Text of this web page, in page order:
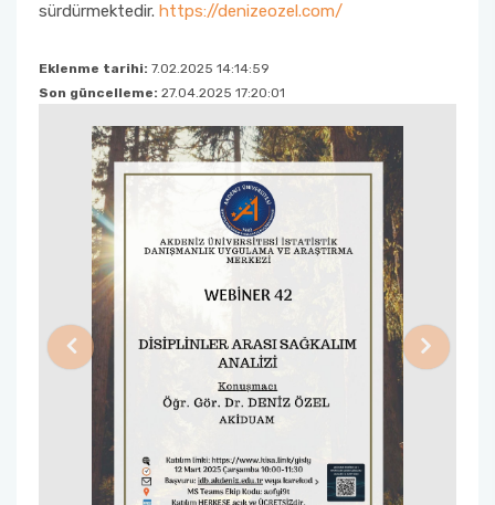
sürdürmektedir. https://denizeozel.com/
Eklenme tarihi: 7.02.2025 14:14:59
Son güncelleme: 27.04.2025 17:20:01
Previous Next